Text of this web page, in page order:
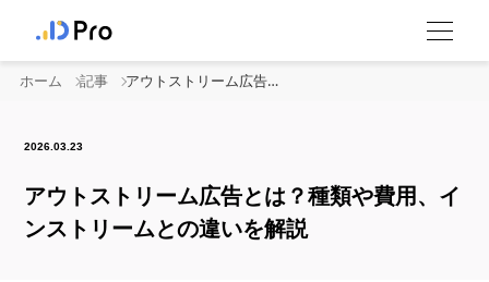
ホーム 記事 アウトストリーム広告とは？種類や費用、インストリームとの違いを解説
2026.03.23
アウトストリーム広告とは？種類や費用、イ
ンストリームとの違いを解説